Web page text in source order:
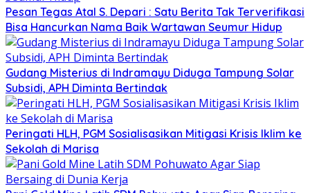
Pesan Tegas Atal S. Depari : Satu Berita Tak Terverifikasi
Bisa Hancurkan Nama Baik Wartawan Seumur Hidup
Gudang Misterius di Indramayu Diduga Tampung Solar
Subsidi, APH Diminta Bertindak
Peringati HLH, PGM Sosialisasikan Mitigasi Krisis Iklim ke
Sekolah di Marisa